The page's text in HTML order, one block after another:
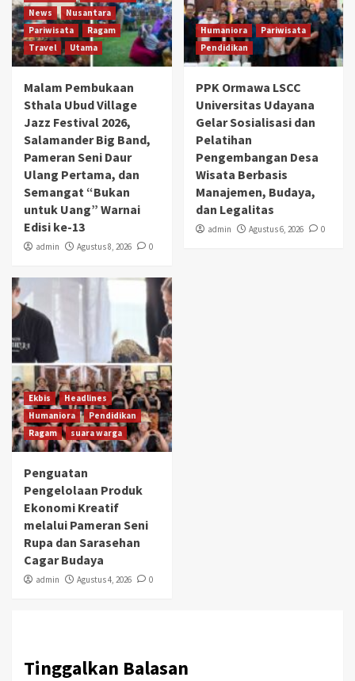
News
Nusantara
Pariwisata
Ragam
Travel
Utama
Malam Pembukaan
Sthala Ubud Village
Jazz Festival 2026,
Salamander Big Band,
Pameran Seni Daur
Ulang Pertama, dan
Semangat “Bukan
untuk Uang” Warnai
Edisi ke-13
admin Agustus 8, 2026 0
Humaniora
Pariwisata
Pendidikan
PPK Ormawa LSCC
Universitas Udayana
Gelar Sosialisasi dan
Pelatihan
Pengembangan Desa
Wisata Berbasis
Manajemen, Budaya,
dan Legalitas
admin Agustus 6, 2026 0
Ekbis
Headlines
Humaniora
Pendidikan
Ragam
suara warga
Penguatan
Pengelolaan Produk
Ekonomi Kreatif
melalui Pameran Seni
Rupa dan Sarasehan
Cagar Budaya
admin Agustus 4, 2026 0
Tinggalkan Balasan